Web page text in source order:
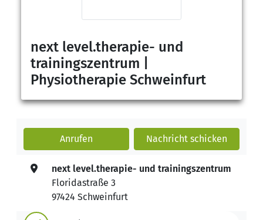
next level.therapie- und
trainingszentrum |
Physiotherapie Schweinfurt
Anrufen Nachricht schicken
next level.therapie- und trainingszentrum
Floridastraße 3
97424 Schweinfurt